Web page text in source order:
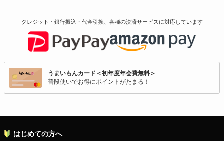
クレジット・銀行振込・代金引換、各種の決済サービスに対応しています
うまいもんカード＜初年度年会費無料＞
普段使いでお得にポイントがたまる！
はじめての方へ